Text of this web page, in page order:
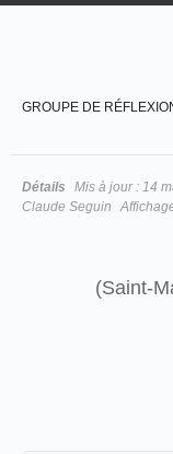
GROUPE DE
Détails Mis à jour : 14
Claude Seguin
(Saint-